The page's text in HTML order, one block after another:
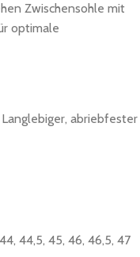
Zwischensohle mit
optimale
abriebfester
44, 44,5, 45, 46, 46,5, 47